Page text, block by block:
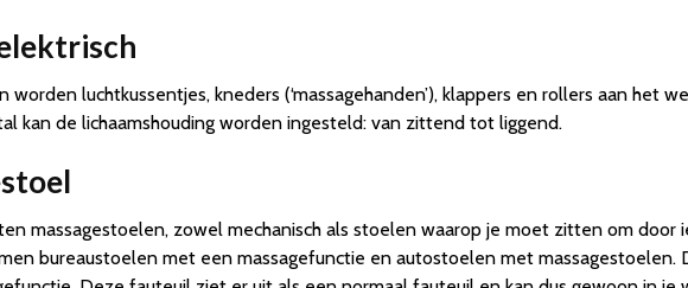
worden luchtkussentjes, kneders (‘massagehanden’), klappers en rollers aan het
kan de lichaamshouding worden ingesteld: van zittend tot liggend.
massagestoelen, zowel mechanisch als stoelen waarop je moet zitten om door
bureaustoelen met een massagefunctie en autostoelen met